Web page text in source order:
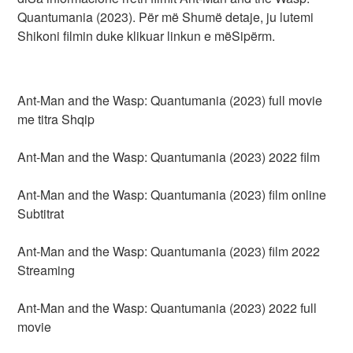
Quantumania (2023). Për më Shumë detaje, ju lutemi
Shikoni filmin duke klikuar linkun e mëSipërm.
Ant-Man and the Wasp: Quantumania (2023) full movie
me titra Shqip
Ant-Man and the Wasp: Quantumania (2023) 2022 film
Ant-Man and the Wasp: Quantumania (2023) film online
Subtitrat
Ant-Man and the Wasp: Quantumania (2023) film 2022
Streaming
Ant-Man and the Wasp: Quantumania (2023) 2022 full
movie